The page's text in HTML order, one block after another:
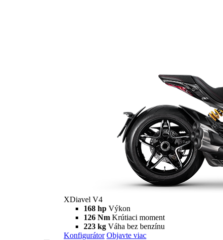
XDiavel V4
168 hp Výkon
126 Nm Krútiaci moment
223 kg Váha bez benzínu
Konfigurátor Objavte viac